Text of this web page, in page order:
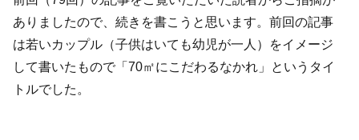
ありましたので、続きを書こうと思います。前回の記事
は若いカップル（子供はいても幼児が一人）をイメージ
して書いたもので「70㎡にこだわるなかれ」というタイ
トルでした。